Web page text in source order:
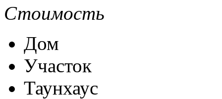
Стоимость
Дом
Участок
Таунхаус